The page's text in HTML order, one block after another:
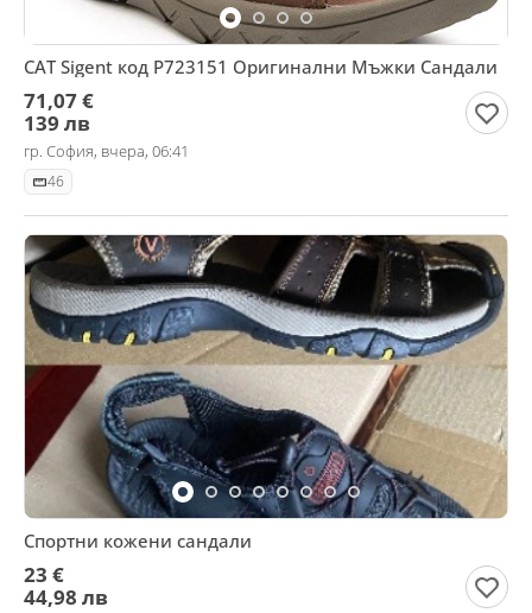
CAT Sigent код P723151 Оригинални Мъжки Сандали
71,07 €
139 лв
гр. София, вчера, 06:41
46
Спортни кожени сандали
23 €
44,98 лв